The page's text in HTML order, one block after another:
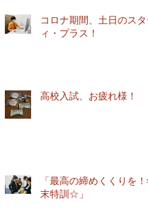
コロナ期間、土日のスタ
ィ・プラス！
高校入試、お疲れ様！
「最高の締めくくりを！
末特訓☆」